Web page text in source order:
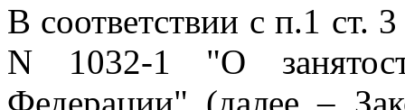
В соответствии с п.1 ст.
N 1032-1 "О
Федерации" (далее –